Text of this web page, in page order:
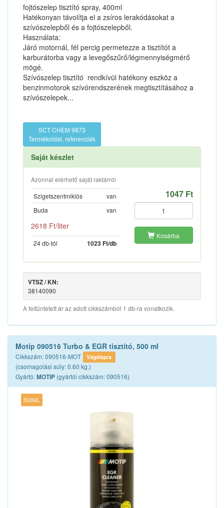
fojtószelep tisztító spray, 400ml
Hatékonyan távolítja el a zsíros lerakódásokat a
szívószelepből és a fojtószelepből.
Használata:
Járó motornál, fél percig permetezze a tisztítót a
karburátorba vagy a levegőszűrő/légmennyiségmérő
mögé.
Szívószelep tisztító  rendkívül hatékony eszköz a
benzinmotorok szívórendszerének megtisztításához a
szívószelepek...
SCT CHEM 9873
Termékoldal, referenciák
Saját készlet
Azonnal elérhető saját raktárról
Szigetszentmiklós
van
Buda
van
2618 Ft/liter
24 db-tól 1023 Ft/db
1047 Ft
Kosárba
VTSZ / KN:
38140090
A feltüntetett ár az adott cikkszámból 1 db-ra vonatkozik.
Motip 090516 Turbo & EGR tisztító, 500 ml
Cikkszám: 090516-MOT Vágólapra
(csomagolási súly: 0.60 kg.)
Gyártó:MOTIP (gyártói cikkszám: 090516)
500ML